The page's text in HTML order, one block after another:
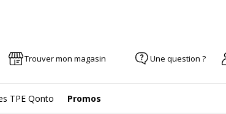
Trouver mon magasin Une question ?
TPE Qonto Promos